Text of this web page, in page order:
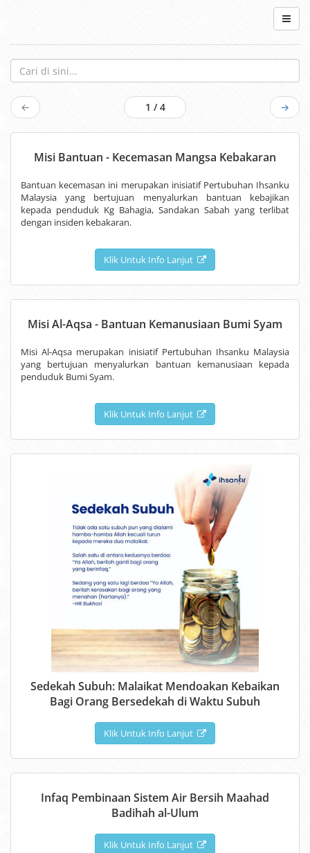
← 1 / 4 →
Misi Bantuan - Kecemasan Mangsa Kebakaran
Bantuan kecemasan ini merupakan inisiatif Pertubuhan Ihsanku
Malaysia yang bertujuan menyalurkan bantuan kebajikan
kepada penduduk Kg Bahagia, Sandakan Sabah yang terlibat
dengan insiden kebakaran.
Klik Untuk Info Lanjut
Misi Al-Aqsa - Bantuan Kemanusiaan Bumi Syam
Misi Al-Aqsa merupakan inisiatif Pertubuhan Ihsanku Malaysia
yang bertujuan menyalurkan bantuan kemanusiaan kepada
penduduk Bumi Syam.
Klik Untuk Info Lanjut
Sedekah Subuh: Malaikat Mendoakan Kebaikan
Bagi Orang Bersedekah di Waktu Subuh
Klik Untuk Info Lanjut
Infaq Pembinaan Sistem Air Bersih Maahad
Badihah al-Ulum
Klik Untuk Info Lanjut